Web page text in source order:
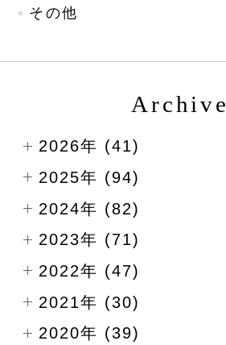
その他
Archive
2026年 (41)
2025年 (94)
2024年 (82)
2023年 (71)
2022年 (47)
2021年 (30)
2020年 (39)